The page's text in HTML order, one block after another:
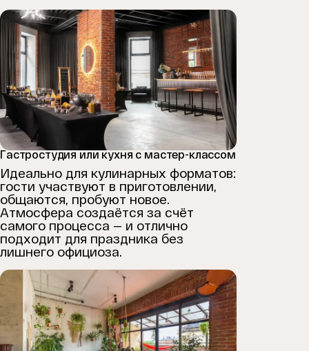
Гастростудия или кухня с мастер-классом
Идеально для кулинарных форматов:
гости участвуют в приготовлении,
общаются, пробуют новое.
Атмосфера создаётся за счёт
самого процесса — и отлично
подходит для праздника без
лишнего официоза.